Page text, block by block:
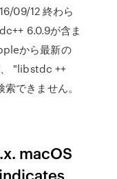
09/12 終わら
6.0.9が含ま
から最新の
"libstdc ++
できません。
macOS